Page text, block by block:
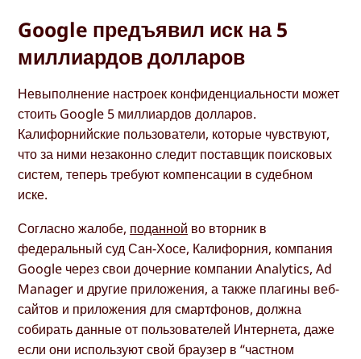
Google предъявил иск на 5
миллиардов долларов
Невыполнение настроек конфиденциальности может
стоить Google 5 миллиардов долларов.
Калифорнийские пользователи, которые чувствуют,
что за ними незаконно следит поставщик поисковых
систем, теперь требуют компенсации в судебном
иске.
Согласно жалобе, поданной во вторник в
федеральный суд Сан-Хосе, Калифорния, компания
Google через свои дочерние компании Analytics, Ad
Manager и другие приложения, а также плагины веб-
сайтов и приложения для смартфонов, должна
собирать данные от пользователей Интернета, даже
если они используют свой браузер в “частном